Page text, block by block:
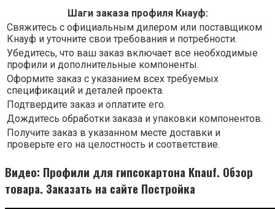
Шаги заказа профиля Кнауф:
Свяжитесь с официальным дилером или поставщиком
Кнауф и уточните свои требования и потребности.
Убедитесь, что ваш заказ включает все необходимые
профили и дополнительные компоненты.
Оформите заказ с указанием всех требуемых
спецификаций и деталей проекта.
Подтвердите заказ и оплатите его.
Дождитесь обработки заказа и упаковки компонентов.
Получите заказ в указанном месте доставки и
проверьте его на целостность и соответствие.
Видео: Профили для гипсокартона Knauf. Обзор
товара. Заказать на сайте Постройка